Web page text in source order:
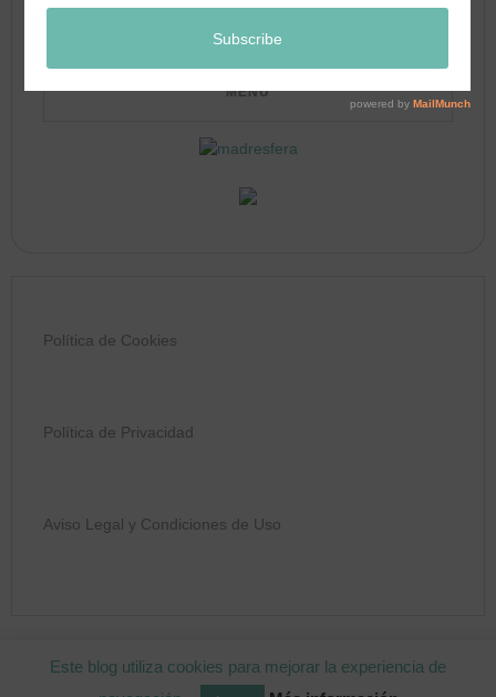
Política de Cookies
Política de Privacidad
Aviso Legal y Condiciones de Uso
COPYRIGHT © 2026 MIMOS PARA MAMÁ
Este blog utiliza cookies para mejorar la experiencia de